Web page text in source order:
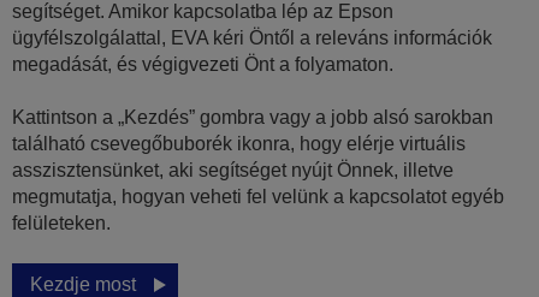
segítséget. Amikor kapcsolatba lép az Epson
ügyfélszolgálattal, EVA kéri Öntől a releváns információk
megadását, és végigvezeti Önt a folyamaton.
Kattintson a „Kezdés” gombra vagy a jobb alsó sarokban
található csevegőbuborék ikonra, hogy elérje virtuális
asszisztensünket, aki segítséget nyújt Önnek, illetve
megmutatja, hogyan veheti fel velünk a kapcsolatot egyéb
felületeken.
Kezdje most